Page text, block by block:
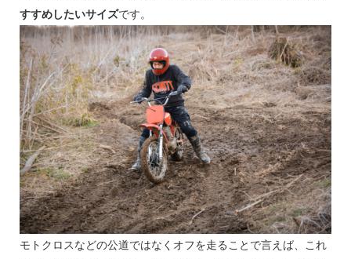
すすめしたいサイズです。
モトクロスなどの公道ではなくオフを走ることで言えば、これ